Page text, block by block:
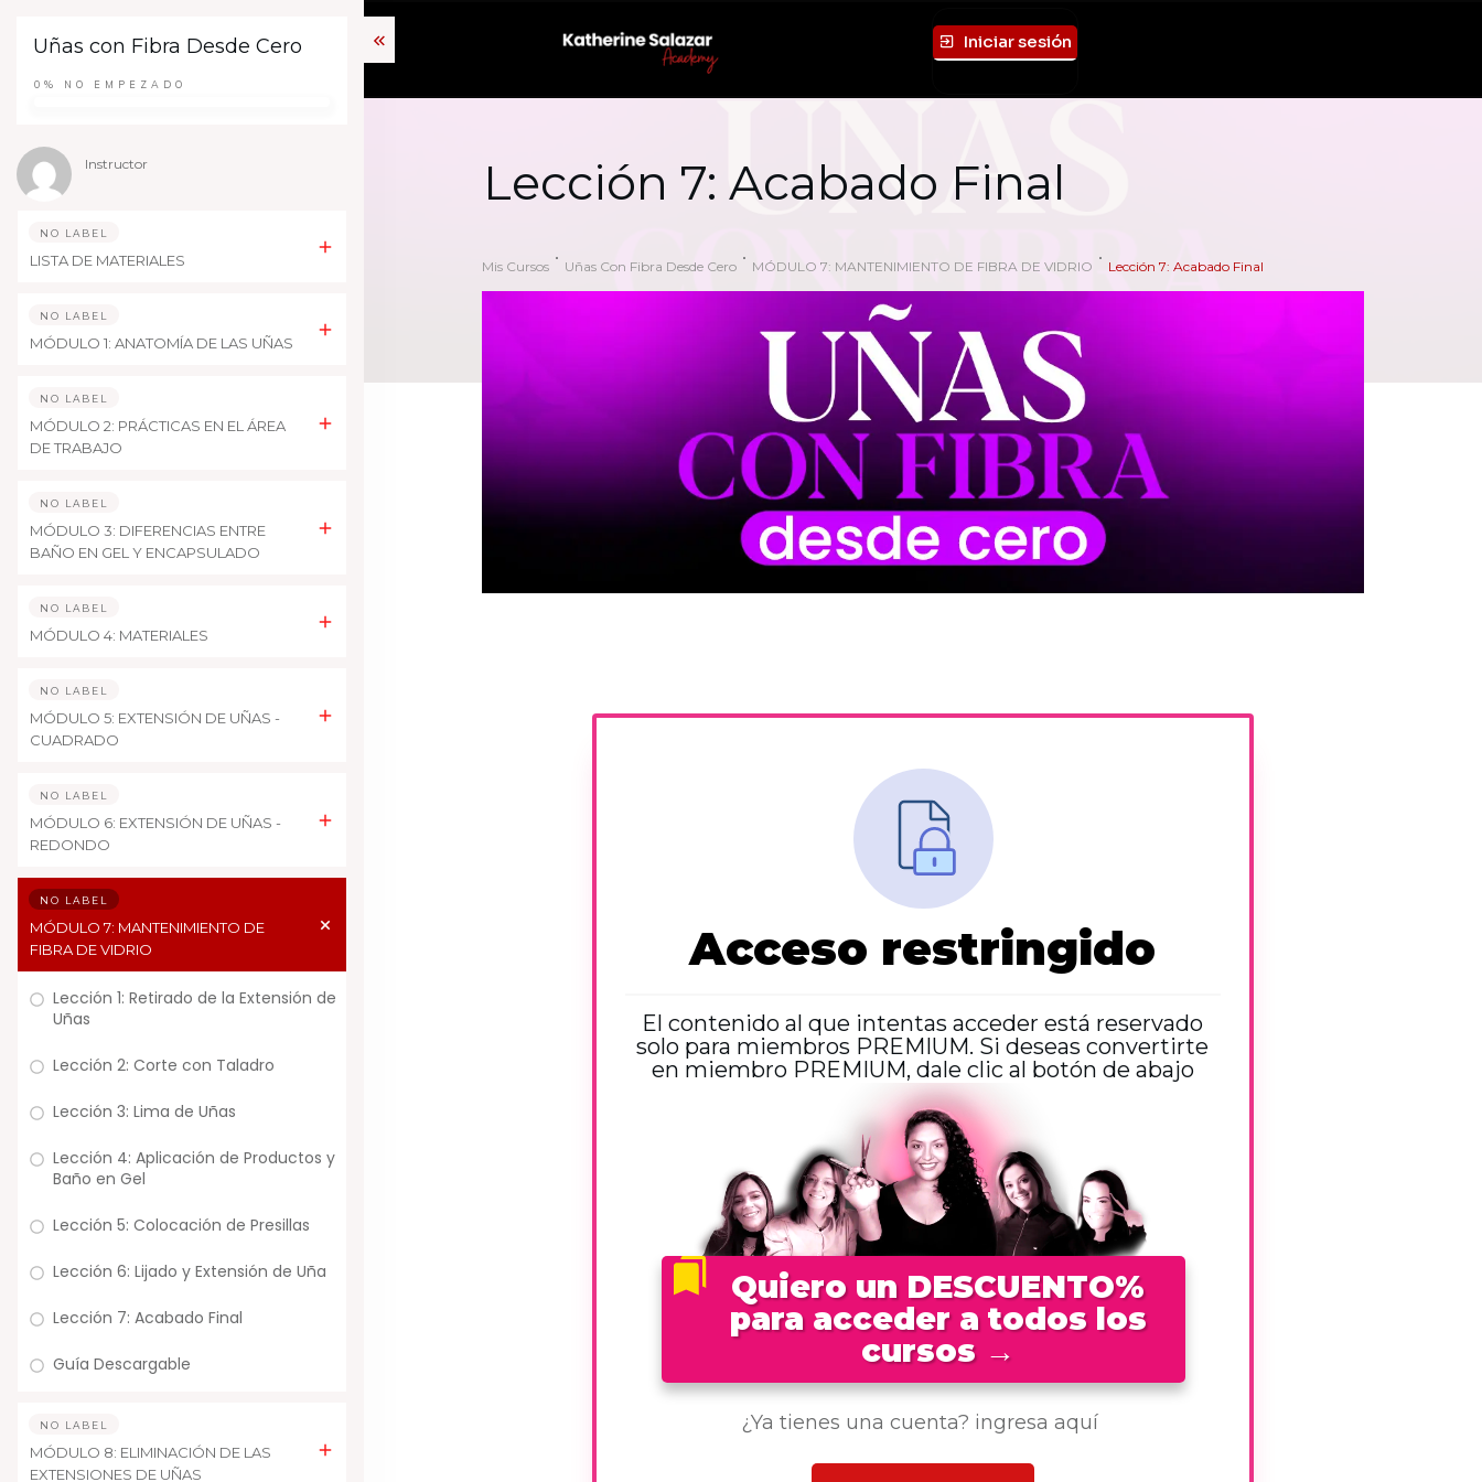
Iniciar sesión
Lección 7: Acabado Final
Mis Cursos Uñas Con Fibra Desde Cero MÓDULO 7: MANTENIMIENTO DE FIBRA DE VIDRIO Lección 7: Acabado Final
Acceso restringido
El contenido al que intentas acceder está reservado
solo para miembros PREMIUM. Si deseas convertirte
en miembro PREMIUM, dale clic al botón de abajo
Quiero un DESCUENTO%
para acceder a todos los
cursos →
¿Ya tienes una cuenta? ingresa aquí
Uñas con Fibra Desde Cero
0% NO EMPEZADO
Instructor
NO LABEL
LISTA DE MATERIALES
NO LABEL
MÓDULO 1: ANATOMÍA DE LAS UÑAS
NO LABEL
MÓDULO 2: PRÁCTICAS EN EL ÁREA
DE TRABAJO
NO LABEL
MÓDULO 3: DIFERENCIAS ENTRE
BAÑO EN GEL Y ENCAPSULADO
NO LABEL
MÓDULO 4: MATERIALES
NO LABEL
MÓDULO 5: EXTENSIÓN DE UÑAS -
CUADRADO
NO LABEL
MÓDULO 6: EXTENSIÓN DE UÑAS -
REDONDO
NO LABEL
MÓDULO 7: MANTENIMIENTO DE
FIBRA DE VIDRIO
Lección 1: Retirado de la Extensión de
Uñas
Lección 2: Corte con Taladro
Lección 3: Lima de Uñas
Lección 4: Aplicación de Productos y
Baño en Gel
Lección 5: Colocación de Presillas
Lección 6: Lijado y Extensión de Uña
Lección 7: Acabado Final
Guía Descargable
NO LABEL
MÓDULO 8: ELIMINACIÓN DE LAS
EXTENSIONES DE UÑAS